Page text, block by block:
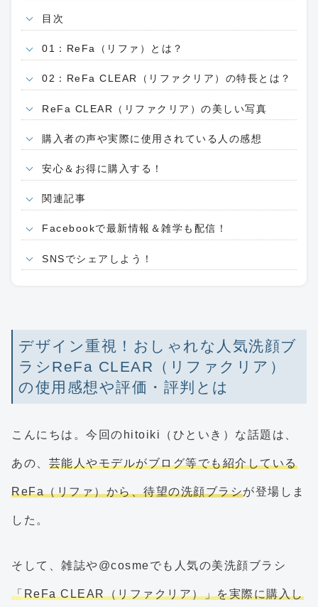
目次
01：ReFa（リファ）とは？
02：ReFa CLEAR（リファクリア）の特長とは？
ReFa CLEAR（リファクリア）の美しい写真
購入者の声や実際に使用されている人の感想
安心＆お得に購入する！
関連記事
Facebookで最新情報＆雑学も配信！
SNSでシェアしよう！
デザイン重視！おしゃれな人気洗顔ブ
ラシReFa CLEAR（リファクリア）
の使用感想や評価・評判とは
こんにちは。今回のhitoiki（ひといき）な話題は、
あの、 芸能人やモデルがブログ等でも紹介している
ReFa（リファ）から、待望の洗顔ブラシが登場しま
した。
そして、雑誌や@cosmeでも人気の美洗顔ブラシ
「ReFa CLEAR（リファクリア）」を実際に購入し